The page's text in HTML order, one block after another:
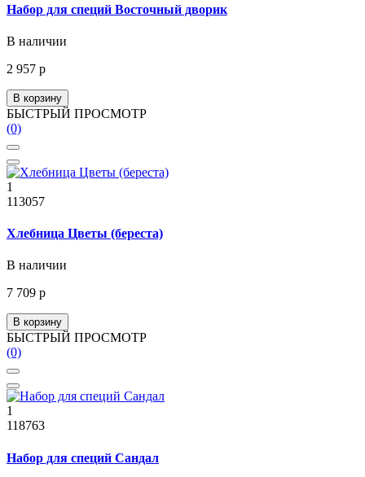
Набор для специй Восточный дворик
В наличии
2 957 р
В корзину
БЫСТРЫЙ ПРОСМОТР
(0)
1
113057
Хлебница Цветы (береста)
В наличии
7 709 р
В корзину
БЫСТРЫЙ ПРОСМОТР
(0)
1
118763
Набор для специй Сандал